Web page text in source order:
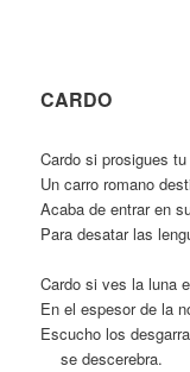
CARDO
Cardo si prosigues
Un carro romano
Acaba de entrar en
Para desatar las
Cardo si ves la luna
En el espesor de la
Escucho los
se descerebra.